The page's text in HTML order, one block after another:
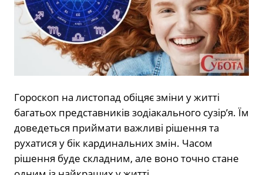
Гороскоп на листопад обіцяє зміни у житті
багатьох представників зодіакального сузір’я. Їм
доведеться приймати важливі рішення та
рухатися у бік кардинальних змін. Часом
рішення буде складним, але воно точно стане